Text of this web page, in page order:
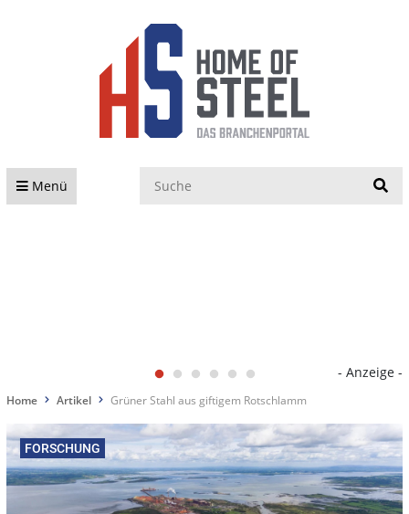
Menü
- Anzeige -
Home Artikel Grüner Stahl aus giftigem Rotschlamm
FORSCHUNG